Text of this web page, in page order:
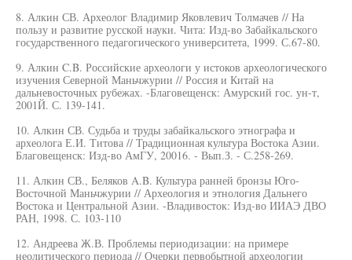
8. Алкин СВ. Археолог Владимир Яковлевич Толмачев // На
пользу и развитие русской науки. Чита: Изд-во Забайкальского
государственного педагогического университета, 1999. С.67-80.
9. Алкин C.B. Российские археологи у истоков археологического
изучения Северной Маньчжурии // Россия и Китай на
дальневосточных рубежах. -Благовещенск: Амурский гос. ун-т,
2001Й. С. 139-141.
10. Алкин СВ. Судьба и труды забайкальского этнографа и
археолога Е.И. Титова // Традиционная культура Востока Азии.
Благовещенск: Изд-во АмГУ, 20016. - Вып.З. - С.258-269.
11. Алкин СВ., Беляков A.B. Культура ранней бронзы Юго-
Восточной Маньчжурии // Археология и этнология Дальнего
Востока и Центральной Азии. -Владивосток: Изд-во ИИАЭ ДВО
РАН, 1998. С. 103-110
12. Андреева Ж.В. Проблемы периодизации: на примере
неолитического периода // Очерки первобытной археологии